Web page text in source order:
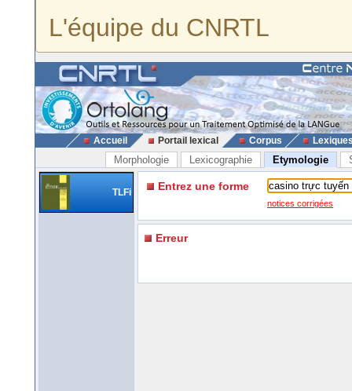
L'équipe du CNRTL
Accueil Portail lexical Corpus
Morphologie Lexicographie Etymologie
TLFi Entrez une forme
notices corrigées
Erreur